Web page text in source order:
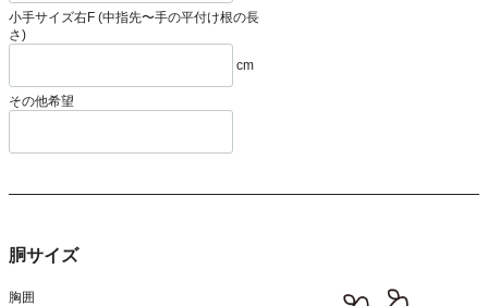
小手サイズ右F (中指先〜手の平付け根の長
さ)
cm
その他希望
胴サイズ
胸囲